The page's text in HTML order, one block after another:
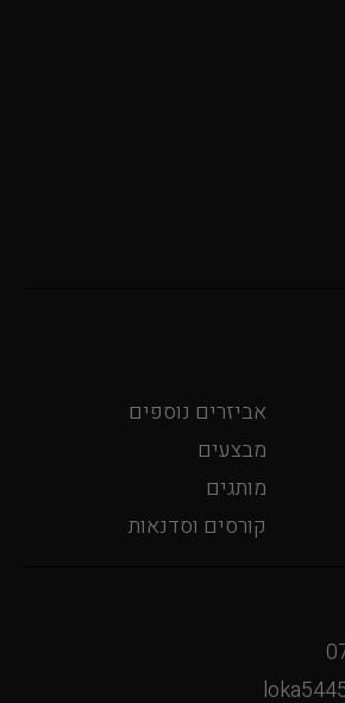
אביזרים נוספים
מבצעים
מותגים
קורסים וסדנאות